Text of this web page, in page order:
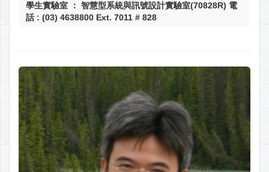
學生實驗室 ： 智慧型系統與訊號設計實驗室(70828R) 電
話 : (03) 4638800 Ext. 7011 # 828